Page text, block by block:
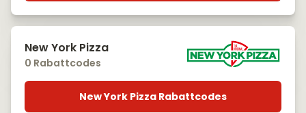
New York Pizza
0 Rabattcodes
New York Pizza Rabattcodes